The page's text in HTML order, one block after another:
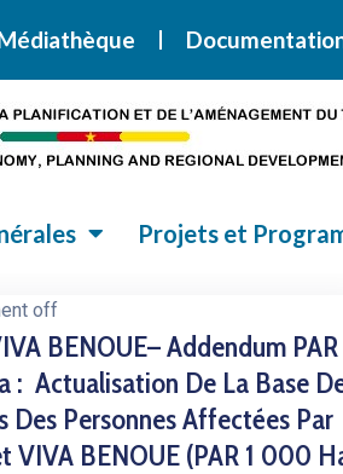
Projets et
off
BENOUE– Addendum PAR
: Actualisation De La Base
Des Personnes Affectées Par
VIVA BENOUE (PAR 1 000